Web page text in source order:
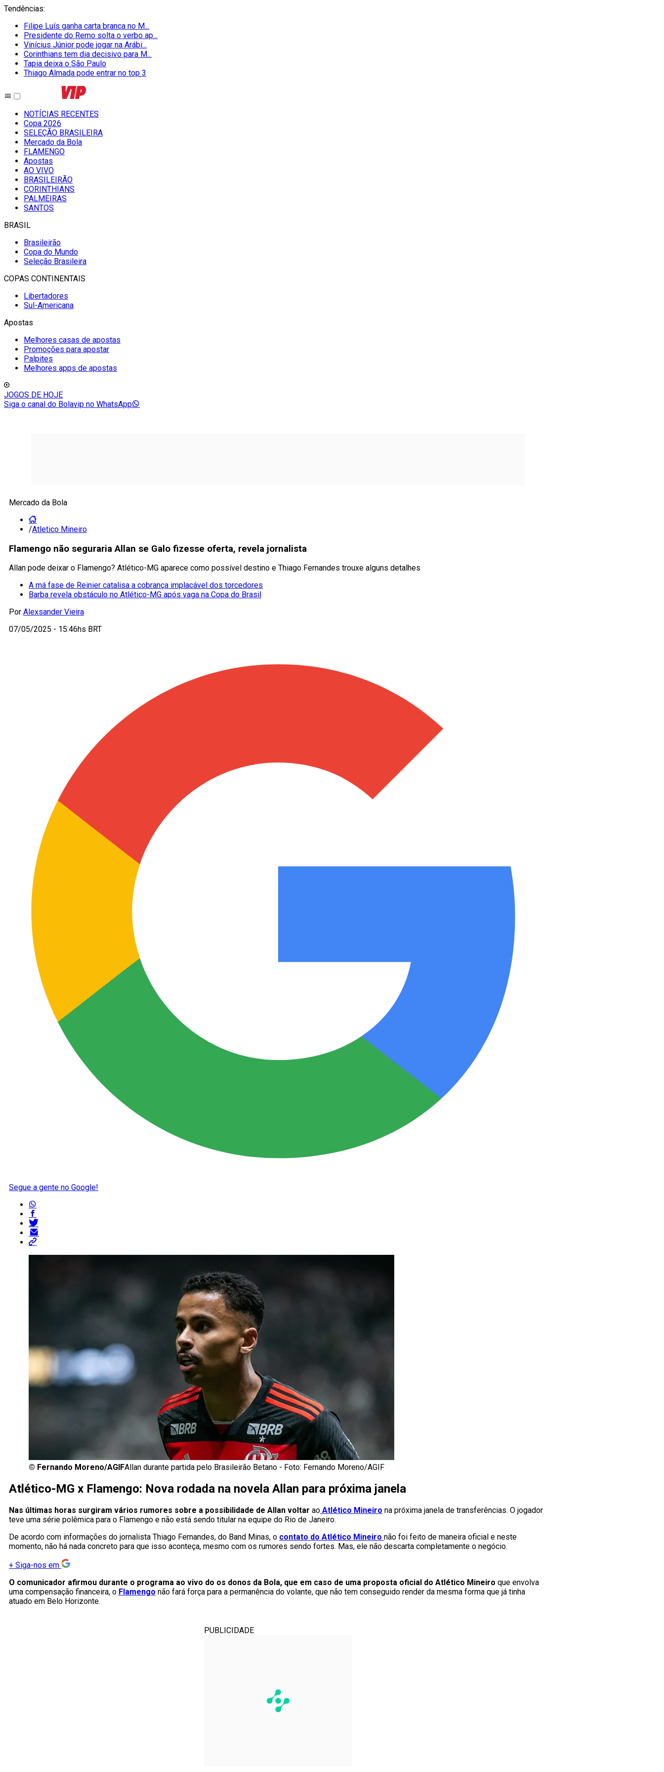
Tendências:
Filipe Luís ganha carta branca no M...
Presidente do Remo solta o verbo ap...
Vinícius Júnior pode jogar na Arábi...
Corinthians tem dia decisivo para M...
Tapia deixa o São Paulo
Thiago Almada pode entrar no top 3
NOTÍCIAS RECENTES
Copa 2026
SELEÇÃO BRASILEIRA
Mercado da Bola
FLAMENGO
Apostas
AO VIVO
BRASILEIRÃO
CORINTHIANS
PALMEIRAS
SANTOS
BRASIL
Brasileirão
Copa do Mundo
Seleção Brasileira
COPAS CONTINENTAIS
Libertadores
Sul-Americana
Apostas
Melhores casas de apostas
Promoções para apostar
Palpites
Melhores apps de apostas
JOGOS DE HOJE
Siga o canal do Bolavip no WhatsApp
Mercado da Bola
/Atletico Mineiro
Flamengo não seguraria Allan se Galo fizesse oferta, revela jornalista
Allan pode deixar o Flamengo? Atlético-MG aparece como possível destino e Thiago Fernandes trouxe alguns detalhes
A má fase de Reinier catalisa a cobrança implacável dos torcedores
Barba revela obstáculo no Atlético-MG após vaga na Copa do Brasil
Por Alexsander Vieira
07/05/2025 - 15:46hs BRT
Segue a gente no Google!
© Fernando Moreno/AGIFAllan durante partida pelo Brasileirão Betano - Foto: Fernando Moreno/AGIF
Atlético-MG x Flamengo: Nova rodada na novela Allan para próxima janela
Nas últimas horas surgiram vários rumores sobre a possibilidade de Allan voltar ao Atlético Mineiro na próxima janela de transferências. O jogador
teve uma série polêmica para o Flamengo e não está sendo titular na equipe do Rio de Janeiro.
De acordo com informações do jornalista Thiago Fernandes, do Band Minas, o contato do Atlético Mineiro não foi feito de maneira oficial e neste
momento, não há nada concreto para que isso aconteça, mesmo com os rumores sendo fortes. Mas, ele não descarta completamente o negócio.
+ Siga-nos em
O comunicador afirmou durante o programa ao vivo do os donos da Bola, que em caso de uma proposta oficial do Atlético Mineiro que envolva
uma compensação financeira, o Flamengo não fará força para a permanência do volante, que não tem conseguido render da mesma forma que já tinha
atuado em Belo Horizonte.
PUBLICIDADE